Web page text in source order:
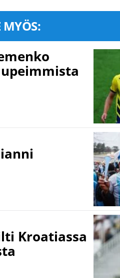
MYÖS:
Kroatiassa